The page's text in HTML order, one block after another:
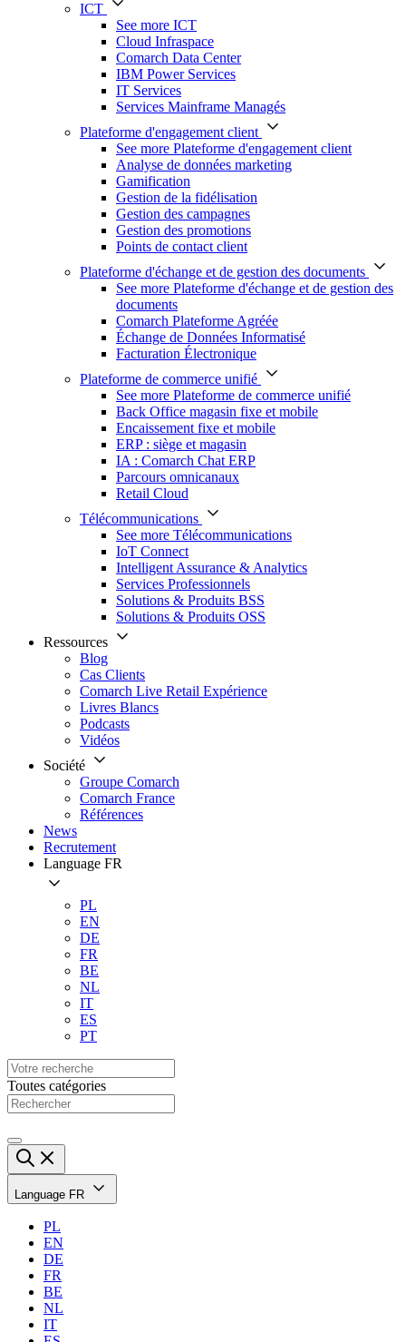
ICT
See more ICT
Cloud Infraspace
Comarch Data Center
IBM Power Services
IT Services
Services Mainframe Managés
Plateforme d'engagement client
See more Plateforme d'engagement client
Analyse de données marketing
Gamification
Gestion de la fidélisation
Gestion des campagnes
Gestion des promotions
Points de contact client
Plateforme d'échange et de gestion des documents
See more Plateforme d'échange et de gestion des
documents
Comarch Plateforme Agréée
Échange de Données Informatisé
Facturation Électronique
Plateforme de commerce unifié
See more Plateforme de commerce unifié
Back Office magasin fixe et mobile
Encaissement fixe et mobile
ERP : siège et magasin
IA : Comarch Chat ERP
Parcours omnicanaux
Retail Cloud
Télécommunications
See more Télécommunications
IoT Connect
Intelligent Assurance & Analytics
Services Professionnels
Solutions & Produits BSS
Solutions & Produits OSS
Ressources
Blog
Cas Clients
Comarch Live Retail Expérience
Livres Blancs
Podcasts
Vidéos
Société
Groupe Comarch
Comarch France
Références
News
Recrutement
Language FR
PL
EN
DE
FR
BE
NL
IT
ES
PT
Toutes catégories
Language FR
PL
EN
DE
FR
BE
NL
IT